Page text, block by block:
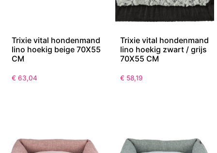
Trixie vital hondenmand
lino hoekig beige 70X55
CM
€ 63,04
Trixie vital hondenmand
lino hoekig zwart / grijs
70X55 CM
€ 58,19